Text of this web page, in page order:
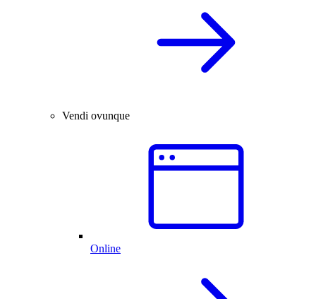
Vendi ovunque
Online